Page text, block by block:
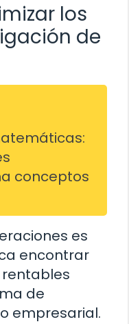
los
de
conceptos
es
encontrar
rentables
de
empresarial.